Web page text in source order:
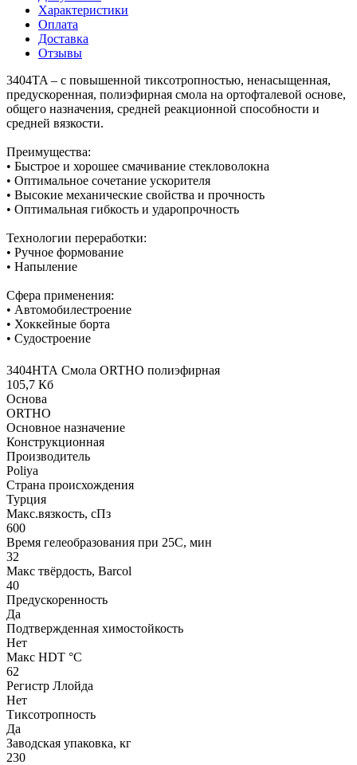
Характеристики
Оплата
Доставка
Отзывы
3404TA – с повышенной тиксотропностью, ненасыщенная,
предускоренная, полиэфирная смола на ортофталевой основе,
общего назначения, средней реакционной способности и
средней вязкости.
Преимущества:
• Быстрое и хорошее смачивание стекловолокна
• Оптимальное сочетание ускорителя
• Высокие механические свойства и прочность
• Оптимальная гибкость и ударопрочность
Технологии переработки:
• Ручное формование
• Напыление
Сфера применения:
• Автомобилестроение
• Хоккейные борта
• Судостроение
3404HТА Смола ORTHO полиэфирная
105,7 Кб
Основа
ORTHO
Основное назначение
Конструкционная
Производитель
Poliya
Страна происхождения
Турция
Макс.вязкoсть, сПз
600
Время гелеобразования при 25С, мин
32
Макс твёрдость, Barcol
40
Предускоренность
Да
Подтвержденная химостойкость
Нет
Макс HDT °С
62
Регистр Ллойда
Нет
Тиксотропность
Да
Заводская упаковка, кг
230